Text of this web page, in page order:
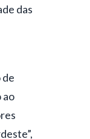
das
de
ao